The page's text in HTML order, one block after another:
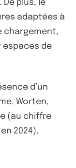
plus, le
adaptées à
chargement,
espaces de
d’un
Worten,
(au chiffre
2024),